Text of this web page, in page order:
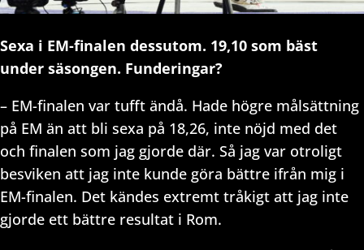
Sexa i EM-finalen dessutom. 19,10 som bäst
under säsongen. Funderingar?
– EM-finalen var tufft ändå. Hade högre målsättning
på EM än att bli sexa på 18,26, inte nöjd med det
och finalen som jag gjorde där. Så jag var otroligt
besviken att jag inte kunde göra bättre ifrån mig i
EM-finalen. Det kändes extremt tråkigt att jag inte
gjorde ett bättre resultat i Rom.